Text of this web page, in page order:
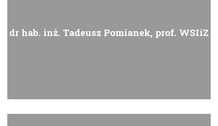
dr hab. inż. Tadeusz Pomianek, prof. WSIiZ